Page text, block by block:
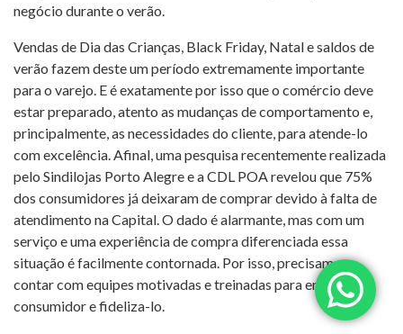
negócio durante o verão.
Vendas de Dia das Crianças, Black Friday, Natal e saldos de
verão fazem deste um período extremamente importante
para o varejo. E é exatamente por isso que o comércio deve
estar preparado, atento as mudanças de comportamento e,
principalmente, as necessidades do cliente, para atende-lo
com excelência. Afinal, uma pesquisa recentemente realizada
pelo Sindilojas Porto Alegre e a CDL POA revelou que 75%
dos consumidores já deixaram de comprar devido à falta de
atendimento na Capital. O dado é alarmante, mas com um
serviço e uma experiência de compra diferenciada essa
situação é facilmente contornada. Por isso, precisamos
contar com equipes motivadas e treinadas para encantar o
consumidor e fideliza-lo.